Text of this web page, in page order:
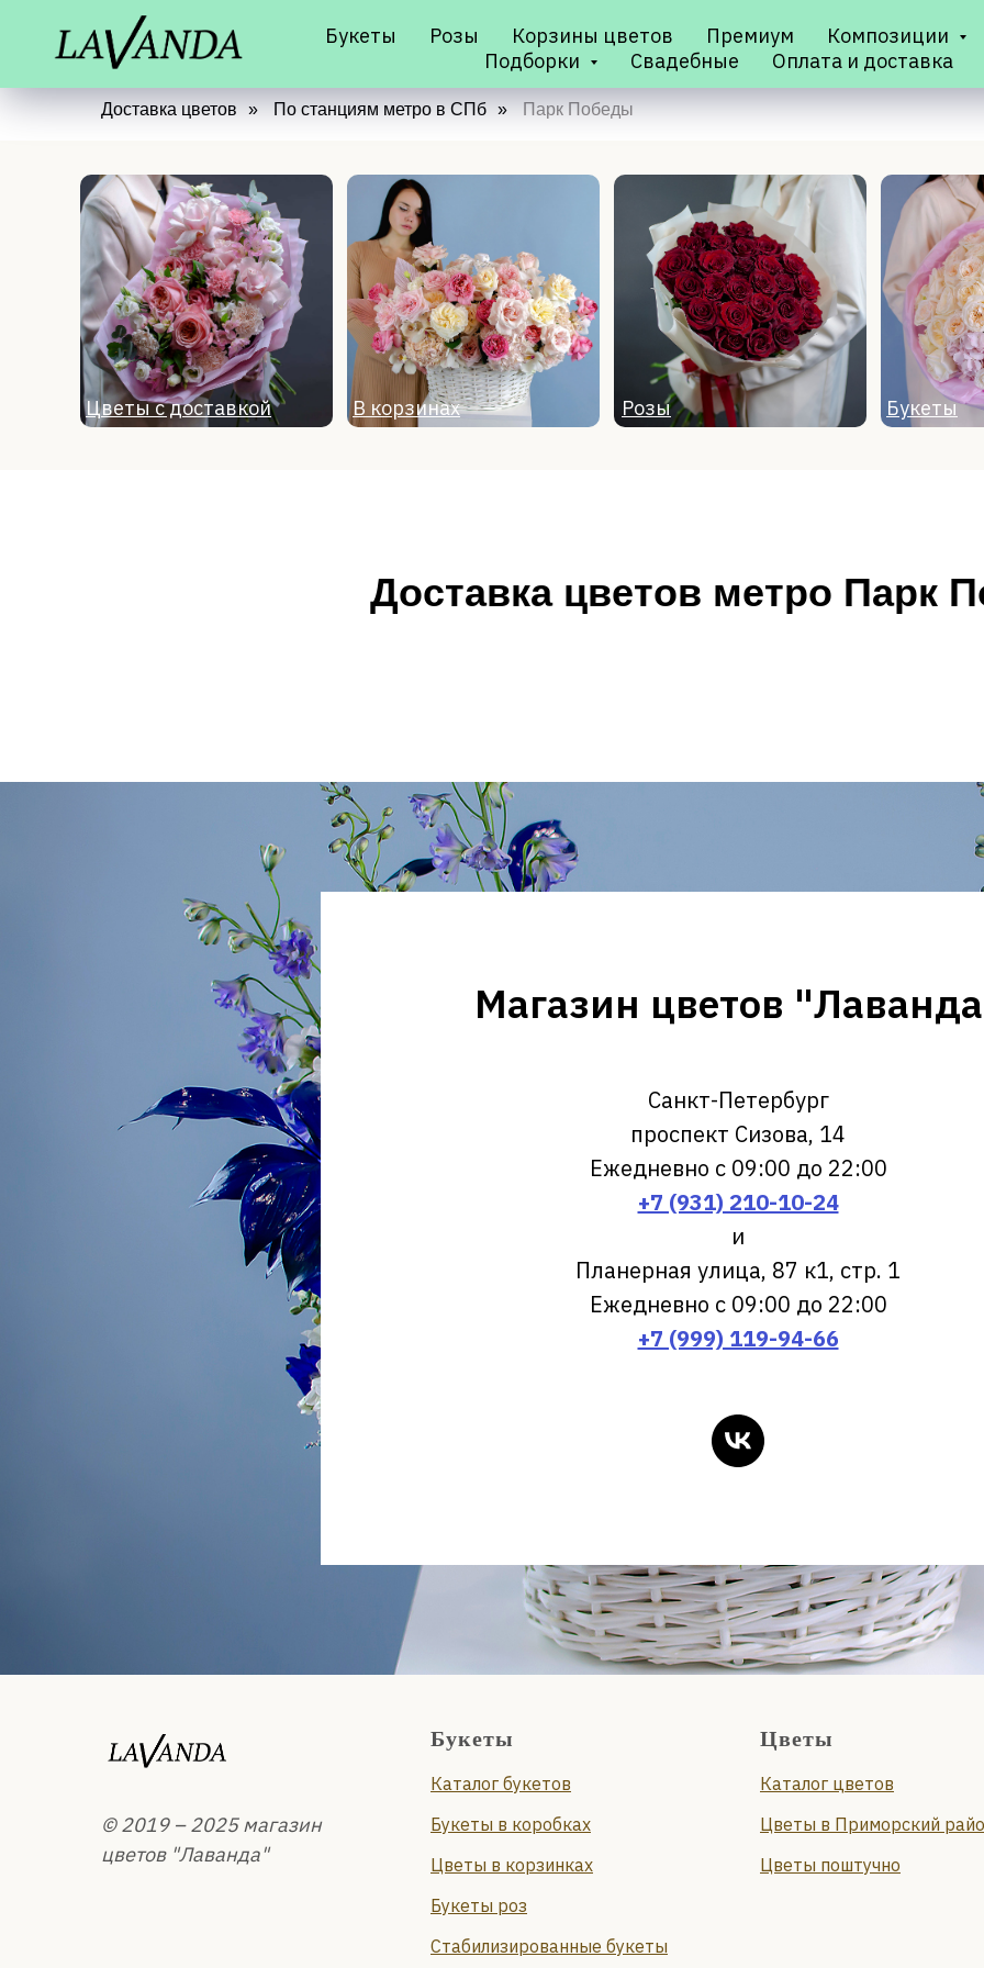
Букеты Розы Корзины цветов Премиум
Композиции
Подборки
Свадебные Оплата и доставка
Доставка цветов » По станциям метро в СПб » Парк Победы
В корзинах Букеты
Розы
Букеты
Цветы с доставкой
Доставка цветов метро Парк
Магазин цветов
Санкт-Петербург
проспект Сизова, 14
Ежедневно с 09:00 до 22:00
+7 (931) 210-10-24
и
Планерная улица, 87 к1, стр. 1
Ежедневно с 09:00 до 22:00
+7 (999) 119-94-66
© 2019 – 2025 магазин
цветов "Лаванда"
Букеты
Каталог букетов
Букеты в коробках
Цветы в корзинках
Букеты роз
Стабилизированные букеты
Цветы
Каталог цветов
Цветы в Приморский
Цветы поштучно